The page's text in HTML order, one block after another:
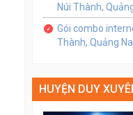
Núi Thành,
Gói combo
Thành, Quảng
HUYỆN DUY